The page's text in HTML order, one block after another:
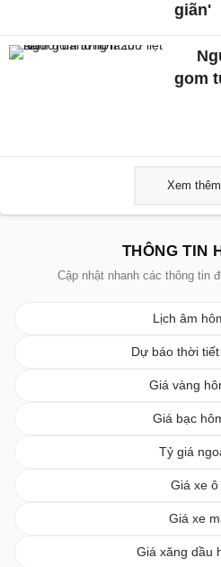
giãn'
gom
Xem thêm
THÔNG TIN
Cập nhật nhanh các thông tin
Lịch âm
Dự báo thời
Giá vàng
Giá bạc
Tỷ giá
Giá xe ô
Giá xe
Giá xăng dầu